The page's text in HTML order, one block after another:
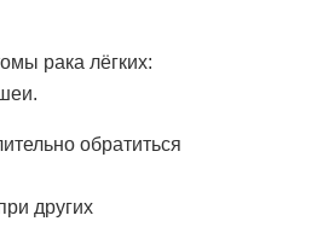
рака лёгких:
обратиться
других